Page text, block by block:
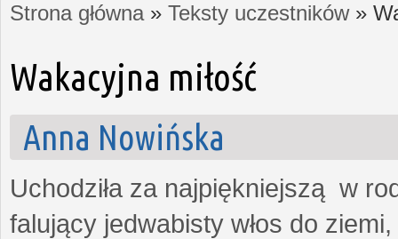
Jesteś tutaj
Strona główna» Teksty uczestników»
Wakacyjna miłość
Anna Nowińska
Uchodziła za najpiękniejszą w
falujący jedwabisty włos do